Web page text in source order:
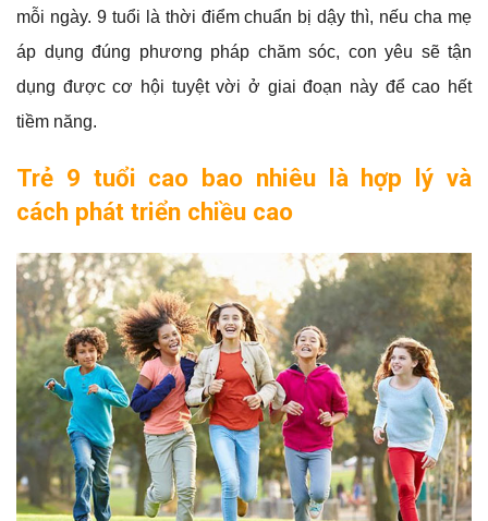
mỗi ngày. 9 tuổi là thời điểm chuẩn bị dậy thì, nếu cha mẹ
áp dụng đúng phương pháp chăm sóc, con yêu sẽ tận
dụng được cơ hội tuyệt vời ở giai đoạn này để cao hết
tiềm năng.
Trẻ 9 tuổi cao bao nhiêu là hợp lý và
cách phát triển chiều cao